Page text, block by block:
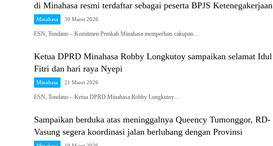
di Minahasa resmi terdaftar sebagai peserta BPJS Ketenegakerjaan
Minahasa 30 Maret 2026
ESN, Tondano – Komitmen Pemkab Minahasa memperluas cakupan…
Ketua DPRD Minahasa Robby Longkutoy sampaikan selamat Idul
Fitri dan hari raya Nyepi
Minahasa 21 Maret 2026
ESN, Tondano – Ketua DPRD Minahasa Robby Longkutoy…
Sampaikan berduka atas meninggalnya Queency Tumonggor, RD-
Vasung segera koordinasi jalan berlubang dengan Provinsi